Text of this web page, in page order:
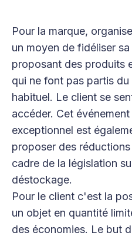
Pour la marque,
un moyen de fidéliser
proposant des produits
qui ne font pas partis
habituel. Le client se
accéder. Cet
exceptionnel est
proposer des
cadre de la législation
déstockage.
Pour le client c'est la
un objet en quantité
des économies. Le but